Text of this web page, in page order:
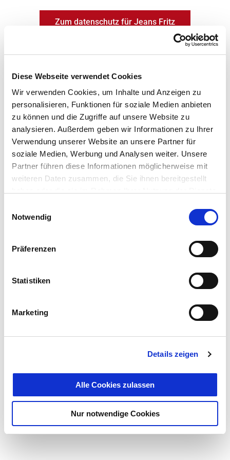
Diese Webseite verwendet Cookies
Wir verwenden Cookies, um Inhalte und Anzeigen zu
personalisieren, Funktionen für soziale Medien anbieten
zu können und die Zugriffe auf unsere Website zu
analysieren. Außerdem geben wir Informationen zu Ihrer
Verwendung unserer Website an unsere Partner für
soziale Medien, Werbung und Analysen weiter. Unsere
Partner führen diese Informationen möglicherweise mit
weiteren Daten zusammen, die Sie ihnen bereitgestellt
Notwendig
Präferenzen
Statistiken
Marketing
Details zeigen
Alle Cookies zulassen
Nur notwendige Cookies
Zum datenschutz für Jeans Fritz
Zum datenschutz für Blackout
Protezione dei dati per Blackout
Protection des données pour Blackout